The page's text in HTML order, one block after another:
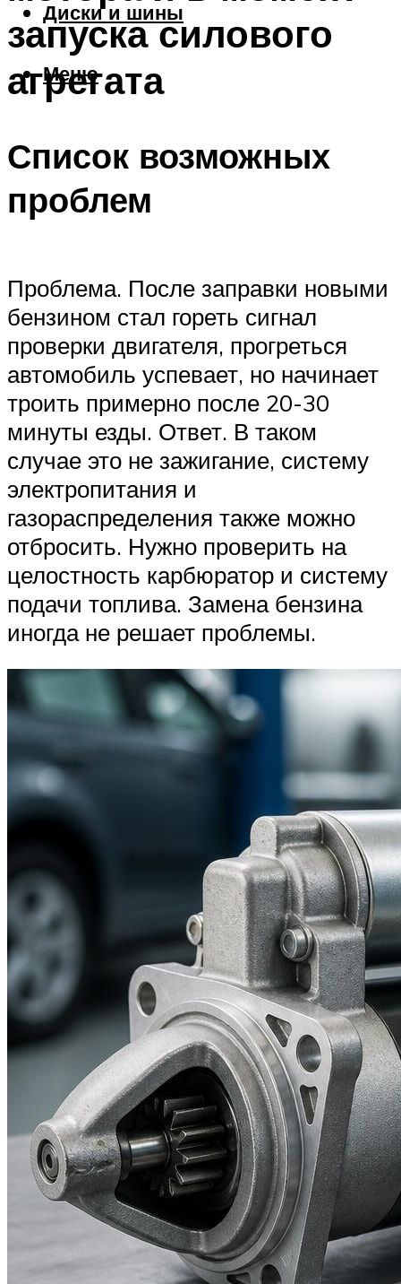
Диски и шины
Меню
запуска силового
агрегата
Список возможных
проблем
Проблема. После заправки новыми
бензином стал гореть сигнал
проверки двигателя, прогреться
автомобиль успевает, но начинает
троить примерно после 20-30
минуты езды. Ответ. В таком
случае это не зажигание, систему
электропитания и
газораспределения также можно
отбросить. Нужно проверить на
целостность карбюратор и систему
подачи топлива. Замена бензина
иногда не решает проблемы.